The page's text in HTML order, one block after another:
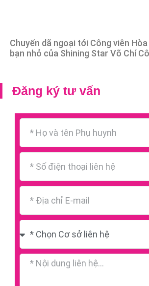
Chuyến dã ngoại tới Công viên
bạn nhỏ của Shining Star Võ Chí
Đăng ký tư vấn